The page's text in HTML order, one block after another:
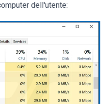
dell'utente: